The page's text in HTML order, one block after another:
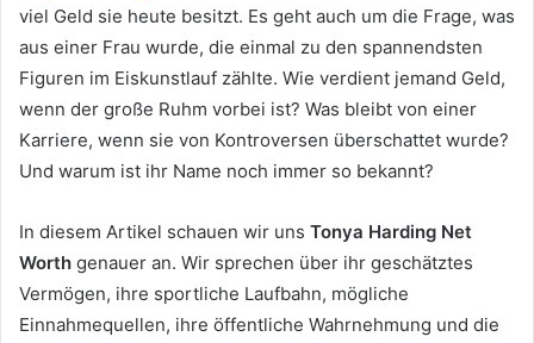
viel Geld sie heute besitzt. Es geht auch um die Frage, was
aus einer Frau wurde, die einmal zu den spannendsten
Figuren im Eiskunstlauf zählte. Wie verdient jemand Geld,
wenn der große Ruhm vorbei ist? Was bleibt von einer
Karriere, wenn sie von Kontroversen überschattet wurde?
Und warum ist ihr Name noch immer so bekannt?
In diesem Artikel schauen wir uns Tonya Harding Net
Worth genauer an. Wir sprechen über ihr geschätztes
Vermögen, ihre sportliche Laufbahn, mögliche
Einnahmequellen, ihre öffentliche Wahrnehmung und die